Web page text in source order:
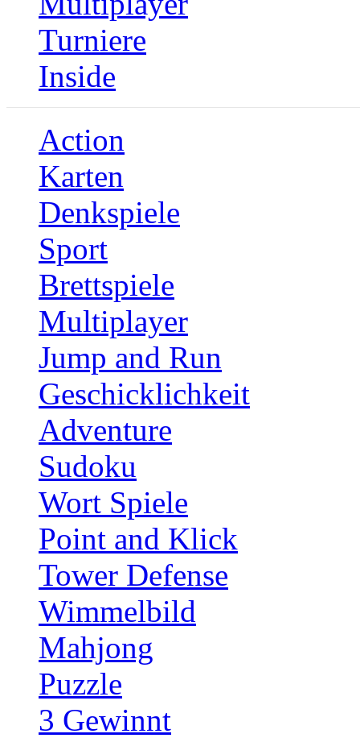
Turniere
Inside
Action
Karten
Denkspiele
Sport
Brettspiele
Multiplayer
Jump and Run
Geschicklichkeit
Adventure
Sudoku
Wort Spiele
Point and Klick
Tower Defense
Wimmelbild
Mahjong
Puzzle
3 Gewinnt